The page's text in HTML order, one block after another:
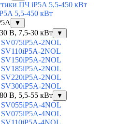
ПЧ iP5A 5,5-450 кВт
5,5-450 кВт
▼
В, 7,5-30 кВт ▼
SV075iP5A-2NOL
SV110iP5A-2NOL
SV150iP5A-2NOL
SV185iP5A-2NOL
SV220iP5A-2NOL
SV300iP5A-2NOL
В, 5,5-55 кВт
▼
SV055iP5A-4NOL
SV075iP5A-4NOL